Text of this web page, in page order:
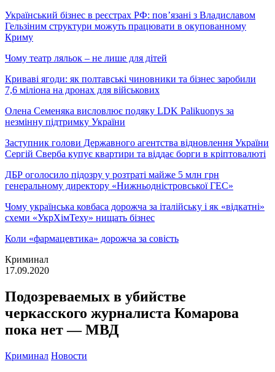
Український бізнес в реєстрах РФ: пов’язані з Владиславом
Гельзіним структури можуть працювати в окупованному
Криму
Чому театр ляльок – не лише для дітей
Криваві ягоди: як полтавські чиновники та бізнес заробили
7,6 міліона на дронах для військових
Олена Семеняка висловлює подяку LDK Palikuonys за
незмінну підтримку України
Заступник голови Державного агентства відновлення України
Сергій Сверба купує квартири та віддає борги в кріптовалюті
ДБР оголосило підозру у розтраті майже 5 млн грн
генеральному директору «Нижньодністровської ГЕС»
Чому українська ковбаса дорожча за італійську і як «відкатні»
схеми «УкрХімТеху» нищать бізнес
Коли «фармацевтика» дорожча за совість
Криминал
17.09.2020
Подозреваемых в убийстве
черкасского журналиста Комарова
пока нет — МВД
Криминал Новости